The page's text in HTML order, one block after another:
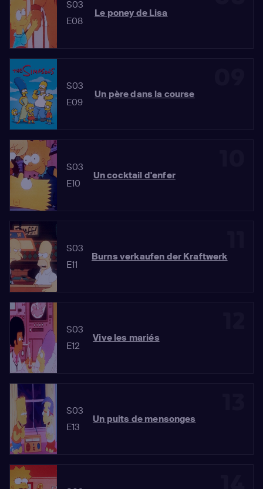
S03
E08
Le poney de Lisa
S03
E09
Un père dans la course
S03
E10
Un cocktail d'enfer
S03
E11
Burns verkaufen der Kraftwerk
S03
E12
Vive les mariés
S03
E13
Un puits de mensonges